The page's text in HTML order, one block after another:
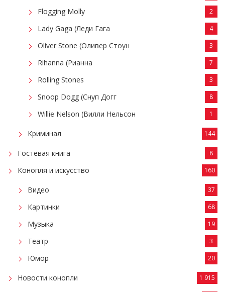
Flogging Molly 2
Lady Gaga (Леди Гага 4
Oliver Stone (Оливер Стоун 3
Rihanna (Рианна 7
Rolling Stones 3
Snoop Dogg (Снуп Догг 8
Willie Nelson (Вилли Нельсон 1
Криминал 144
Гостевая книга 8
Конопля и искусство 160
Видео 37
Картинки 68
Музыка 19
Театр 3
Юмор 20
Новости конопли 1 915